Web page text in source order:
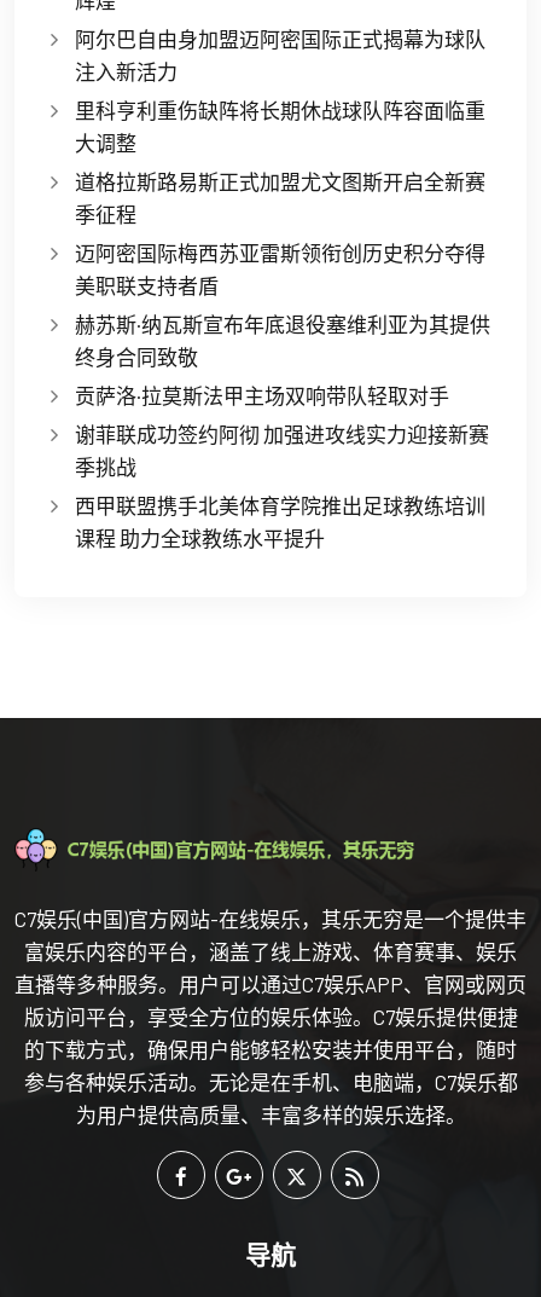
阿尔巴自由身加盟迈阿密国际正式揭幕为球队
注入新活力
里科亨利重伤缺阵将长期休战球队阵容面临重
大调整
道格拉斯路易斯正式加盟尤文图斯开启全新赛
季征程
迈阿密国际梅西苏亚雷斯领衔创历史积分夺得
美职联支持者盾
赫苏斯·纳瓦斯宣布年底退役塞维利亚为其提供
终身合同致敬
贡萨洛·拉莫斯法甲主场双响带队轻取对手
谢菲联成功签约阿彻 加强进攻线实力迎接新赛
季挑战
西甲联盟携手北美体育学院推出足球教练培训
课程 助力全球教练水平提升
C7娱乐(中国)官方网站-在线娱乐，其乐无穷是一个提供丰
富娱乐内容的平台，涵盖了线上游戏、体育赛事、娱乐
直播等多种服务。用户可以通过C7娱乐APP、官网或网页
版访问平台，享受全方位的娱乐体验。C7娱乐提供便捷
的下载方式，确保用户能够轻松安装并使用平台，随时
参与各种娱乐活动。无论是在手机、电脑端，C7娱乐都
为用户提供高质量、丰富多样的娱乐选择。
导航